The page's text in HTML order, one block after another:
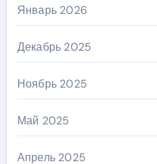
Январь 2026
Декабрь 2025
Ноябрь 2025
Май 2025
Апрель 2025